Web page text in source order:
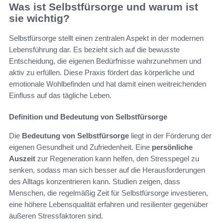
Was ist Selbstfürsorge und warum ist
sie wichtig?
Selbstfürsorge stellt einen zentralen Aspekt in der modernen
Lebensführung dar. Es bezieht sich auf die bewusste
Entscheidung, die eigenen Bedürfnisse wahrzunehmen und
aktiv zu erfüllen. Diese Praxis fördert das körperliche und
emotionale Wohlbefinden und hat damit einen weitreichenden
Einfluss auf das tägliche Leben.
Definition und Bedeutung von Selbstfürsorge
Die Bedeutung von Selbstfürsorge liegt in der Förderung der
eigenen Gesundheit und Zufriedenheit. Eine persönliche
Auszeit zur Regeneration kann helfen, den Stresspegel zu
senken, sodass man sich besser auf die Herausforderungen
des Alltags konzentrieren kann. Studien zeigen, dass
Menschen, die regelmäßig Zeit für Selbstfürsorge investieren,
eine höhere Lebensqualität erfahren und resilienter gegenüber
äußeren Stressfaktoren sind.